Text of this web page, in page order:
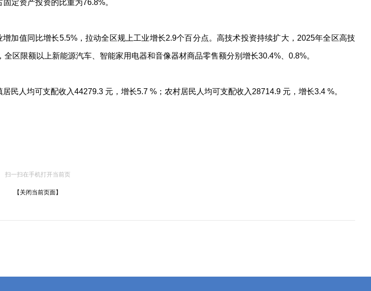
定资产投资的比重为76.8%。
加值同比增长5.5%，拉动全区规上工业增长2.9个百分点。高技术投资持续扩大，2025年全区高技
区限额以上新能源汽车、智能家用电器和音像器材商品零售额分别增长30.4%、0.8%。
民人均可支配收入44279.3 元，增长5.7 %；农村居民人均可支配收入28714.9 元，增长3.4 %。
扫一扫在手机打开当前页
【关闭当前页面】